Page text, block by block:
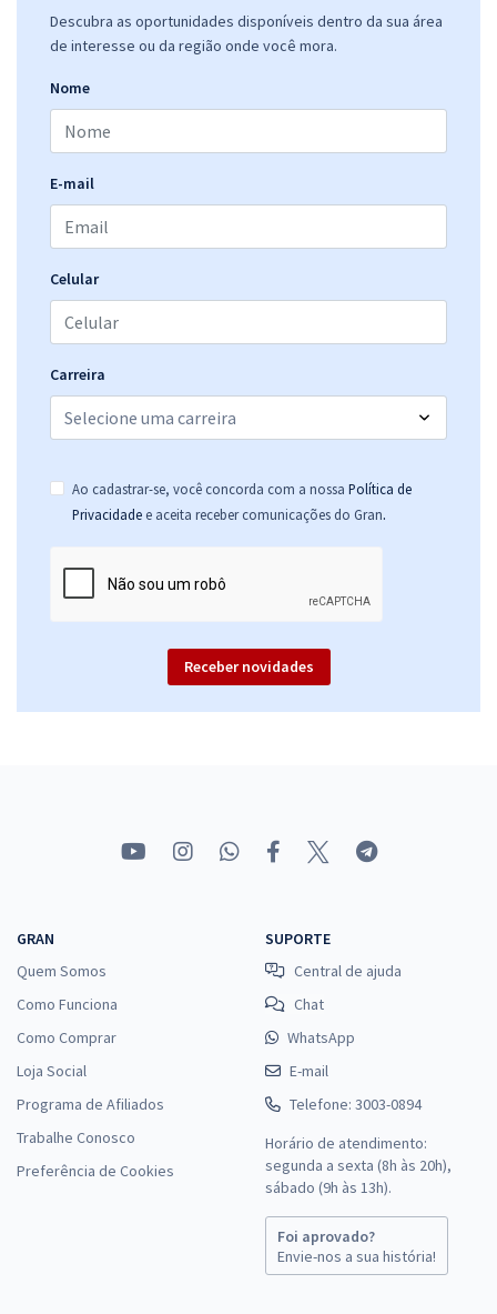
Descubra as oportunidades disponíveis dentro da sua área
de interesse ou da região onde você mora.
Nome
E-mail
Celular
Carreira
Ao cadastrar-se, você concorda com a nossa Política de
Privacidade e aceita receber comunicações do Gran.
Receber novidades
GRAN
Quem Somos
Como Funciona
Como Comprar
Loja Social
Programa de Afiliados
Trabalhe Conosco
Preferência de Cookies
SUPORTE
Central de ajuda
Chat
WhatsApp
E-mail
Telefone: 3003-0894
Horário de atendimento:
segunda a sexta (8h às 20h),
sábado (9h às 13h).
Foi aprovado?
Envie-nos a sua história!